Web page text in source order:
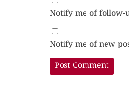
Notify me of follow-
Notify me of new